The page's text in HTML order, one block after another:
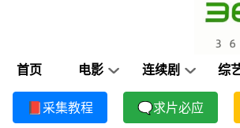
首页 电影 连续剧 综
📕采集教程 🗨求片必应